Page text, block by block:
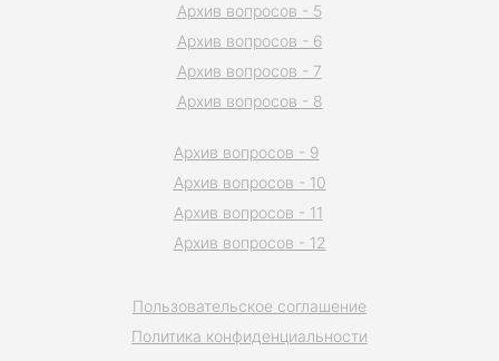
Пользовательское соглашение
Политика конфиденциальности
Архив вопросов - 5
Архив вопросов - 6
Архив вопросов - 7
Архив вопросов - 8
Архив вопросов - 9
Архив вопросов - 10
Архив вопросов - 11
Архив вопросов - 12